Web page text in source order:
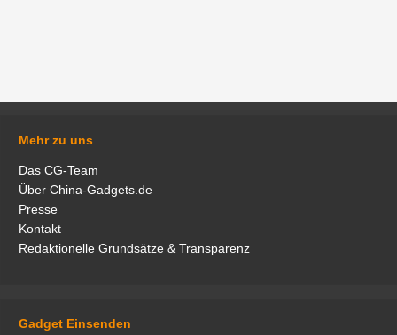
Mehr zu uns
Das CG-Team
Über China-Gadgets.de
Presse
Kontakt
Redaktionelle Grundsätze & Transparenz
Gadget Einsenden